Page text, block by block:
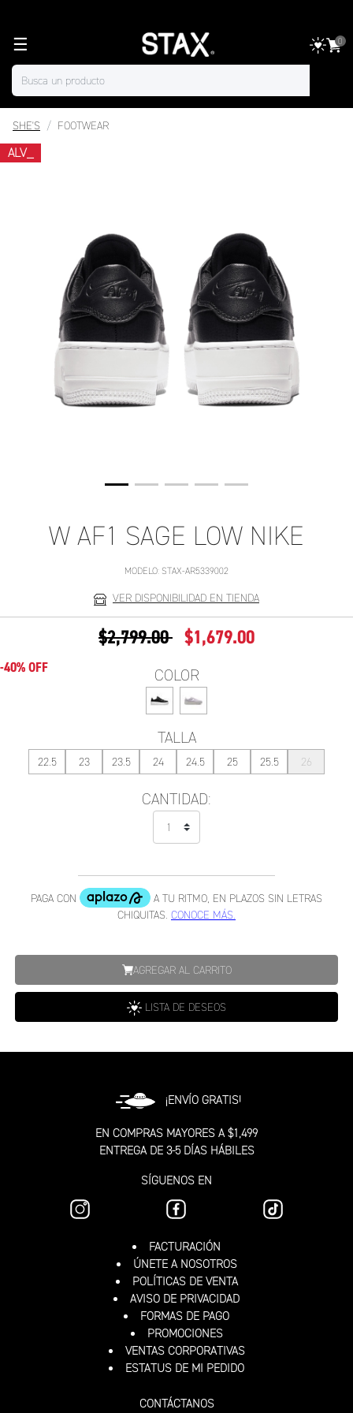
☰ 0
SHE'S FOOTWEAR
ALV_
W AF1 SAGE LOW NIKE
MODELO: STAX-AR5339002
VER DISPONIBILIDAD EN TIENDA
PRECIO REDUCIDO DE
$2,799.00A $1,679.00
-40% OFF COLOR
TALLA
22.5 23 23.5 24 24.5 25 25.5 26
CANTIDAD:
AGREGAR AL CARRITO
LISTA DE DESEOS
¡ENVÍO GRATIS!
EN COMPRAS MAYORES A $1,499
ENTREGA DE 3-5 DÍAS HÁBILES
SÍGUENOS EN
FACTURACIÓN
ÚNETE A NOSOTROS
POLÍTICAS DE VENTA
AVISO DE PRIVACIDAD
FORMAS DE PAGO
PROMOCIONES
VENTAS CORPORATIVAS
ESTATUS DE MI PEDIDO
CONTÁCTANOS